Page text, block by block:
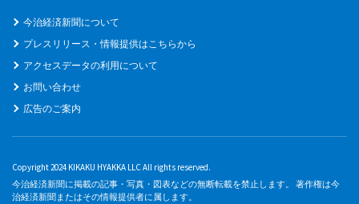
今治経済新聞について
プレスリリース・情報提供はこちらから
アクセスデータの利用について
お問い合わせ
広告のご案内
Copyright 2024 KIKAKU HYAKKA LLC All rights reserved.
今治経済新聞に掲載の記事・写真・図表などの無断転載を禁止します。 著作権は今
治経済新聞またはその情報提供者に属します。